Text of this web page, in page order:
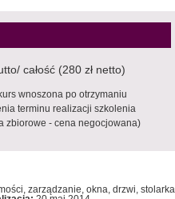
całość (280 zł netto)
wnoszona po otrzymaniu
terminu realizacji szkolenia
zbiorowe - cena negocjowana)
zarządzanie, okna, drzwi, stolarka